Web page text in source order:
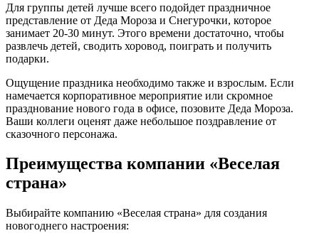
Для группы детей лучше всего подойдет праздничное
представление от Деда Мороза и Снегурочки, которое
занимает 20-30 минут. Этого времени достаточно, чтобы
развлечь детей, сводить хоровод, поиграть и получить
подарки.
Ощущение праздника необходимо также и взрослым. Если
намечается корпоративное мероприятие или скромное
празднование нового года в офисе, позовите Деда Мороза.
Ваши коллеги оценят даже небольшое поздравление от
сказочного персонажа.
Преимущества компании «Веселая
страна»
Выбирайте компанию «Веселая страна» для создания
новогоднего настроения: